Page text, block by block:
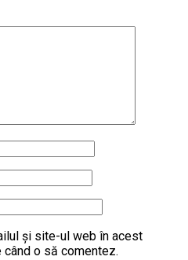
și site-ul web în acest
o să comentez.